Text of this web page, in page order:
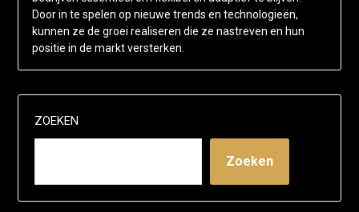
Door in te spelen op nieuwe trends en technologieën,
kunnen ze de groei realiseren die ze nastreven en hun
positie in de markt versterken.
ZOEKEN
Zoeken